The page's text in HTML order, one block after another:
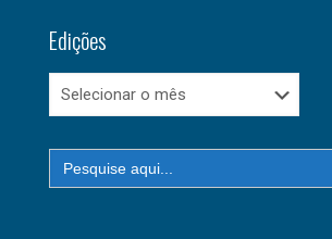
Edições
Edições
Search
for: